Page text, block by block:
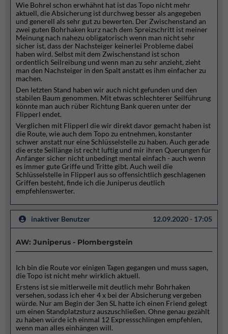
Wie Bohrel schon erwhähnt hat ist das Topo nicht mehr
aktuell, die Absicherung ist durchweg besser als angegeben
und generell als sehr gut zu bewerten. Der Zwischenstand an
zwei guten Bohrhaken kurz nach dem Spreizschritt ist meiner
Meinung nach nahezu obligatorisch wenn man nicht sehr
sicher ist, dass der Nachsteiger keinerlei Probleme dabei
haben wird. Selbst mit dem Zwischenstand ist schon
ordentlich Seilreibung und wenn man zu sehr anzieht, zieht
man den Nachsteiger in den Spalt anstatt es ihm einfacher zu
machen.
Den letzten Stand haben wir auch nicht gefunden und den
stabilen Baum genommen. Mit etwas schlechterer Seilführung
könnte man auch rüber Richtung Bank queren unter der
Flipperl endet.
Verglichen mit Flipperl die wir direkt davor gemacht haben ist
die Route, wie auch dem Topo zu entnehmen, konstanter
schwer anstatt nur eine Schlüsselstelle zu haben. Auch gerade
die erste Seillänge ist recht luftig und mir ihren Querungen für
Anfänger sicher nicht unbedingt mental einfach - auch wenn
es immer gute Griffe und Tritte gibt. Auch weil die
Schlüsselstelle in Flipperl aus so offensichtlich geschlagenen
Griffen besteht, finde ich die Juniperus deutlich
empfehlenswerter.
inaktiver Benutzer 12.09.2020 - 17:05
AW: Juniperus - Plombergstein
Ich bin die Route vor einigen Tagen gegangen und muss sagen,
die Topo ist nicht mehr wirklich aktuell.
Erstens ist sie mitlerweile mit deutlich mehr Bohrhaken
versehen, sodass ich eher 4 x bei der Absicherung vergeben
würde. Nur am Begin der 3en SL hatte ich einen Friend gelegt
um einen Standplatzsturz auszuschließen. Ohne genau gezählt
zu haben würde ich einmal 12 Expressschlingen empfehlen,
wenn man alles einhängen will.